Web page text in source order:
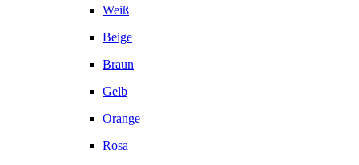
Weiß
Beige
Braun
Gelb
Orange
Rosa